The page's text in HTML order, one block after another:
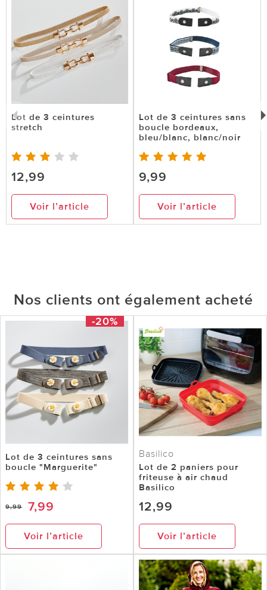
Lot de 3 ceintures
stretch
12,99
Voir l’article
Lot de 3 ceintures sans
boucle bordeaux,
bleu/blanc, blanc/noir
9,99
Voir l’article
Nos clients ont également acheté
-20%
Lot de 3 ceintures sans
boucle "Marguerite"
9,99 7,99
Voir l’article
Basilico
Lot de 2 paniers pour
friteuse à air chaud
Basilico
12,99
Voir l’article